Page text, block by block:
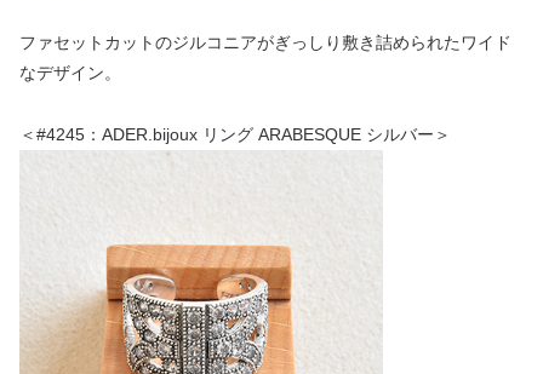
ファセットカットのジルコニアがぎっしり敷き詰められたワイド
なデザイン。
＜#4245：ADER.bijoux リング ARABESQUE シルバー＞